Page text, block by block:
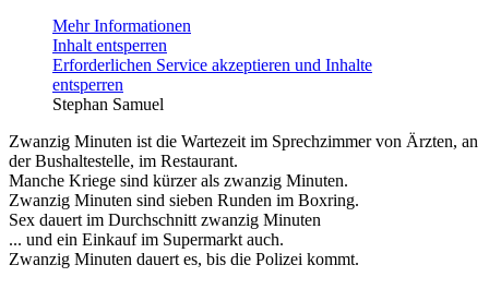
Mehr Informationen
Inhalt entsperren
Erforderlichen Service akzeptieren und Inhalte
entsperren
Stephan Samuel
Zwanzig Minuten ist die Wartezeit im Sprechzimmer von Ärzten, an
der Bushaltestelle, im Restaurant.
Manche Kriege sind kürzer als zwanzig Minuten.
Zwanzig Minuten sind sieben Runden im Boxring.
Sex dauert im Durchschnitt zwanzig Minuten
... und ein Einkauf im Supermarkt auch.
Zwanzig Minuten dauert es, bis die Polizei kommt.